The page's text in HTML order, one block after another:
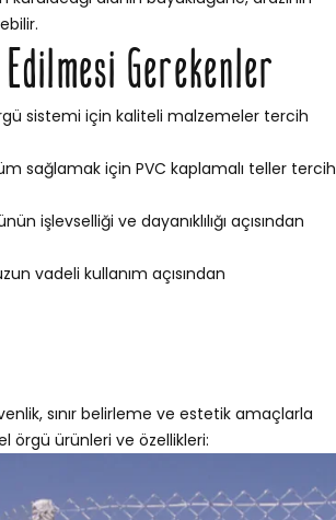
Gerekenler
sistemi için kaliteli malzemeler tercih
sağlamak için PVC kaplamalı teller tercih
işlevselliği ve dayanıklılığı açısından
vadeli kullanım açısından
sınır belirleme ve estetik amaçlarla
örgü ürünleri ve özellikleri: